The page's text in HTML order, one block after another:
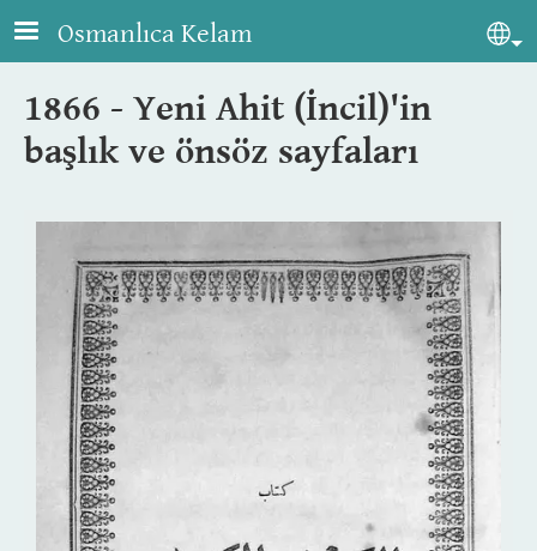
Skip to main content
Osmanlıca Kelam
1866 - Yeni Ahit (İncil)'in
başlık ve önsöz sayfaları